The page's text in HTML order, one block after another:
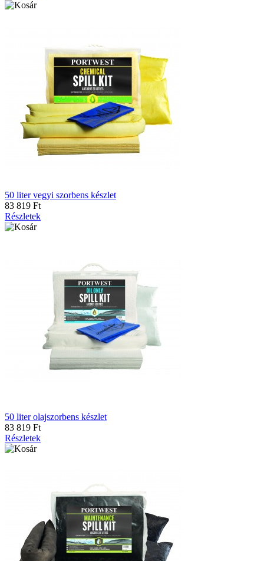
50 liter vegyi szorbens készlet
83 819 Ft
Részletek
50 liter olajszorbens készlet
83 819 Ft
Részletek